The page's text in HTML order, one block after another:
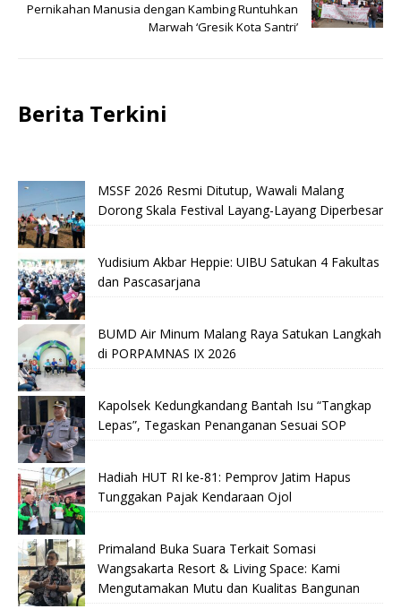
Pernikahan Manusia dengan Kambing Runtuhkan
Marwah ‘Gresik Kota Santri’
Berita Terkini
MSSF 2026 Resmi Ditutup, Wawali Malang
Dorong Skala Festival Layang-Layang Diperbesar
Yudisium Akbar Heppie: UIBU Satukan 4 Fakultas
dan Pascasarjana
BUMD Air Minum Malang Raya Satukan Langkah
di PORPAMNAS IX 2026
Kapolsek Kedungkandang Bantah Isu “Tangkap
Lepas”, Tegaskan Penanganan Sesuai SOP
Hadiah HUT RI ke-81: Pemprov Jatim Hapus
Tunggakan Pajak Kendaraan Ojol
Primaland Buka Suara Terkait Somasi
Wangsakarta Resort & Living Space: Kami
Mengutamakan Mutu dan Kualitas Bangunan